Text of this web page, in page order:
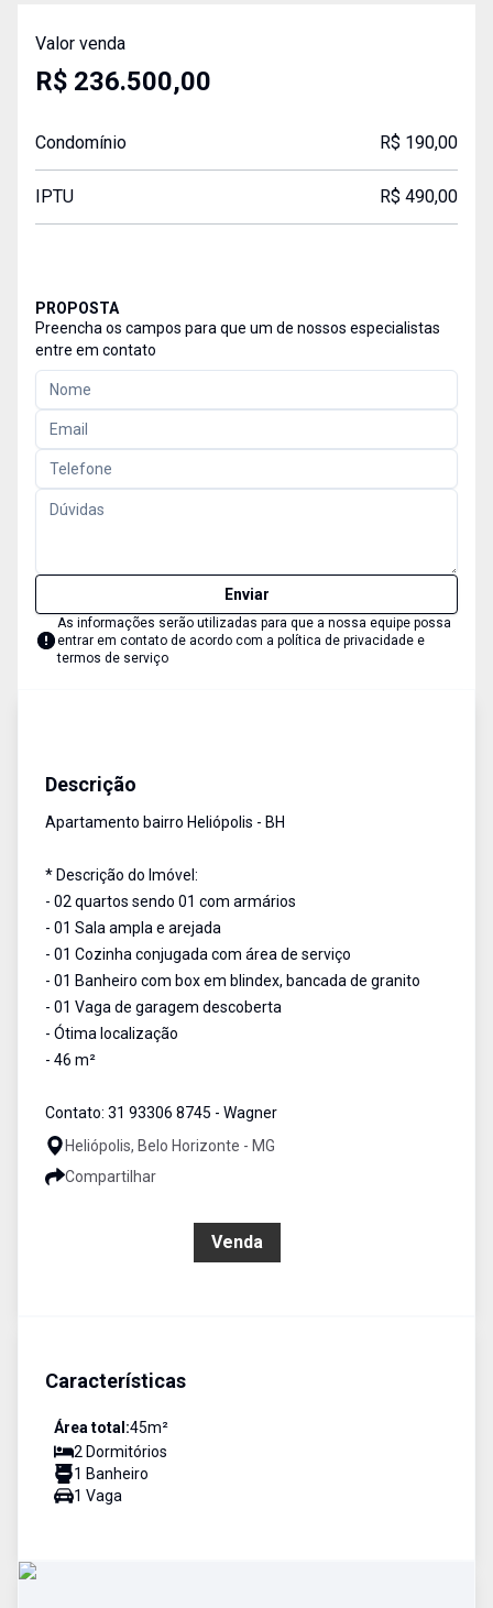
Valor venda
R$ 236.500,00
Condomínio R$ 190,00
IPTU R$ 490,00
PROPOSTA
Preencha os campos para que um de nossos especialistas
entre em contato
Enviar
As informações serão utilizadas para que a nossa equipe possa
entrar em contato de acordo com a política de privacidade e
termos de serviço
Descrição
Apartamento bairro Heliópolis - BH
* Descrição do Imóvel:
- 02 quartos sendo 01 com armários
- 01 Sala ampla e arejada
- 01 Cozinha conjugada com área de serviço
- 01 Banheiro com box em blindex, bancada de granito
- 01 Vaga de garagem descoberta
- Ótima localização
- 46 m²
Contato: 31 93306 8745 - Wagner
Heliópolis, Belo Horizonte - MG
Compartilhar
Venda
Características
Área total:45m²
2 Dormitórios
1 Banheiro
1 Vaga